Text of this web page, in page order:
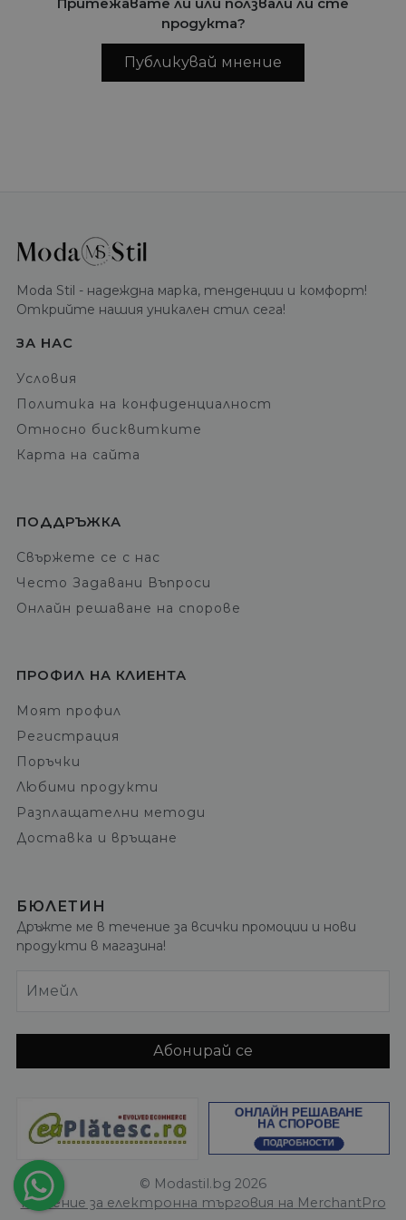
продукта?
Публикувай мнение
Moda Stil - надеждна марка, тенденции и комфорт!
Открийте нашия уникален стил сега!
ЗА НАС
Условия
Политика на конфиденциалност
Относно бисквитките
Карта на сайта
ПОДДРЪЖКА
Свържете се с нас
Често Задавани Въпроси
Онлайн решаване на спорове
ПРОФИЛ НА КЛИЕНТА
Моят профил
Регистрация
Поръчки
Любими продукти
Разплащателни методи
Доставка и връщане
БЮЛЕТИН
Дръжте ме в течение за всички промоции и нови
продукти в магазина!
Имейл
Абонирай се
© Modastil.bg 2026
Решение за електронна търговия на MerchantPro